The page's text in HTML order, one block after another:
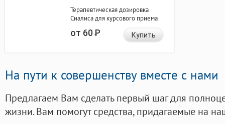
Терапевтическая дозировка
Сиалиса для курсового приема
от 60Р Купить
На пути к совершенству вместе с нами
Предлагаем Вам сделать первый шаг для
жизни. Вам помогут средства, придагаемые на